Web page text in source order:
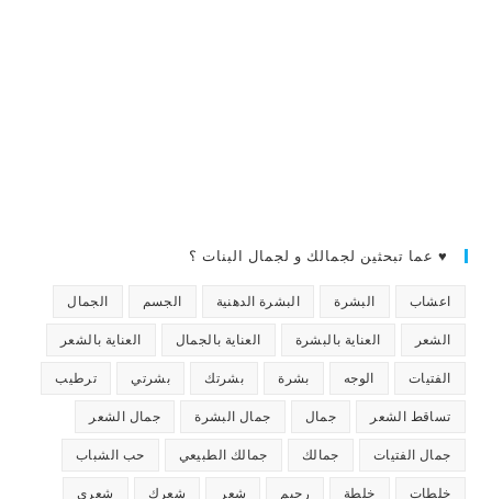
♥ عما تبحثين لجمالك و لجمال البنات ؟
اعشاب البشرة البشرة الدهنية الجسم الجمال
الشعر العناية بالبشرة العناية بالجمال العناية بالشعر
الفتيات الوجه بشرة بشرتك بشرتي ترطيب
تساقط الشعر جمال جمال البشرة جمال الشعر
جمال الفتيات جمالك جمالك الطبيعي حب الشباب
خلطات خلطة رجيم شعر شعرك شعري